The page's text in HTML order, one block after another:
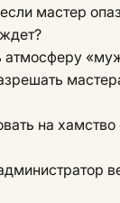
мастер
атмосферу
на